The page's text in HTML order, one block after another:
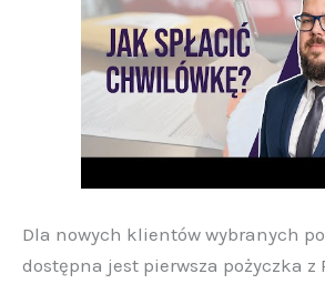
Dla nowych klientów wybranych
dostępna jest pierwsza pożyczka z